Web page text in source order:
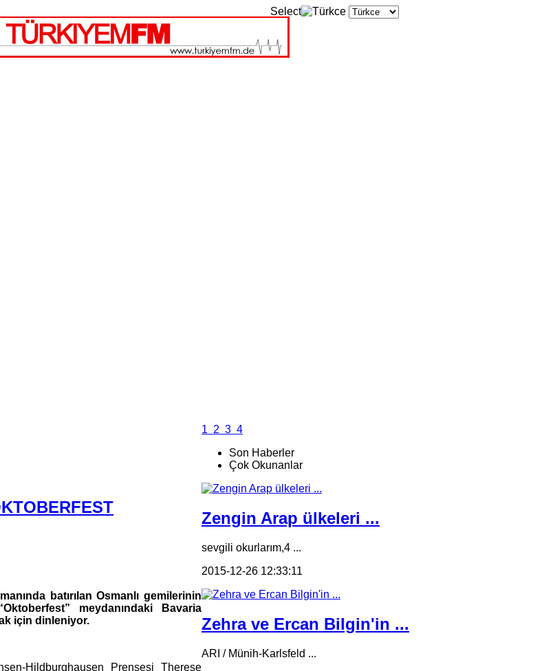
Select
batırılan Osmanlı gemilerinin
meydanındaki Bavaria
için dinleniyor.
Hildburghausen Prensesi Therese
1 2 3 4
Son Haberler
Çok Okunanlar
Zengin Arap ülkeleri ...
sevgili okurlarım,4 ...
2015-12-26 12:33:11
Zehra ve Ercan Bilgin'in ...
ARI / Münih-Karlsfeld ...